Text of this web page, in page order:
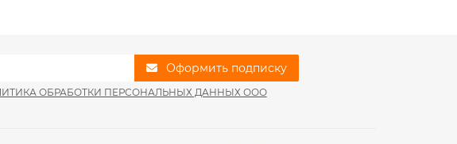
Оформить подписку
ОБРАБОТКИ ПЕРСОНАЛЬНЫХ ДАННЫХ ООО